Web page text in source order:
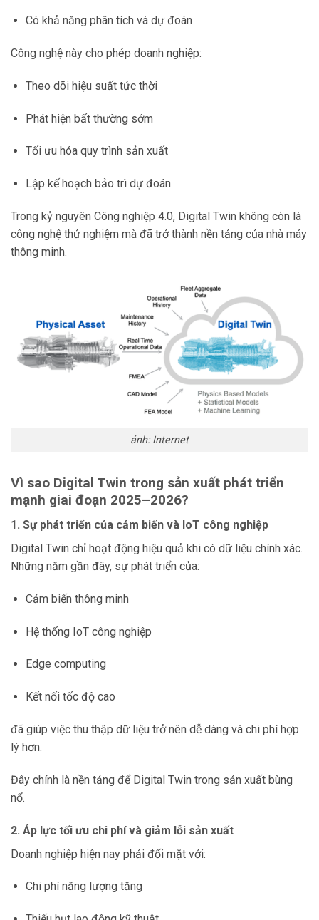
Có khả năng phân tích và dự đoán
Công nghệ này cho phép doanh nghiệp:
Theo dõi hiệu suất tức thời
Phát hiện bất thường sớm
Tối ưu hóa quy trình sản xuất
Lập kế hoạch bảo trì dự đoán
Trong kỷ nguyên Công nghiệp 4.0, Digital Twin không còn là
công nghệ thử nghiệm mà đã trở thành nền tảng của nhà máy
thông minh.
ảnh: Internet
Vì sao Digital Twin trong sản xuất phát triển
mạnh giai đoạn 2025–2026?
1. Sự phát triển của cảm biến và IoT công nghiệp
Digital Twin chỉ hoạt động hiệu quả khi có dữ liệu chính xác.
Những năm gần đây, sự phát triển của:
Cảm biến thông minh
Hệ thống IoT công nghiệp
Edge computing
Kết nối tốc độ cao
đã giúp việc thu thập dữ liệu trở nên dễ dàng và chi phí hợp
lý hơn.
Đây chính là nền tảng để Digital Twin trong sản xuất bùng
nổ.
2. Áp lực tối ưu chi phí và giảm lỗi sản xuất
Doanh nghiệp hiện nay phải đối mặt với:
Chi phí năng lượng tăng